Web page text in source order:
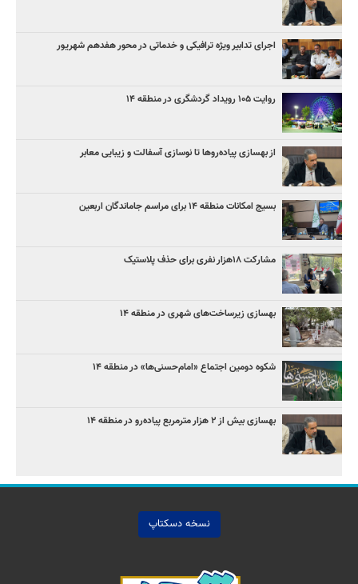
اجرای تدابیر ویژه ترافیکی و خدماتی در محور هفدهم شهریور
روایت ۱۰۵ رویداد گردشگری در منطقه ۱۴
از بهسازی پیاده‌روها تا نوسازی آسفالت و زیبایی معابر
بسیج امکانات منطقه ۱۴ برای مراسم جاماندگان اربعین
مشارکت ۱۸هزار نفری برای حذف پلاستیک
بهسازی زیرساخت‌های شهری در منطقه ۱۴
شکوه دومین اجتماع «امام‌حسنی‌ها» در منطقه ۱۴
بهسازی بیش از ۲ هزار مترمربع پیاده‌رو در منطقه ۱۴
نسخه دسکتاپ